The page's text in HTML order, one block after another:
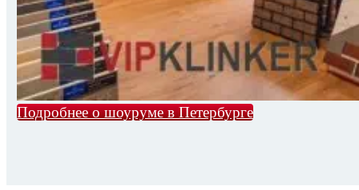
Подробнее о шоуруме в Петербурге